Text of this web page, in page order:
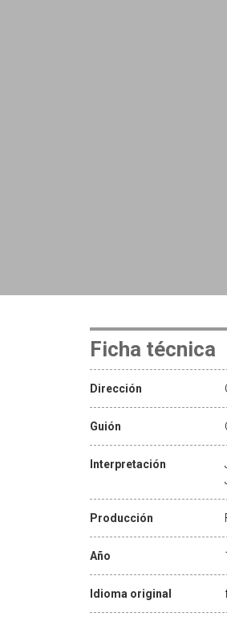
Ficha técnica
Dirección
Guión
Interpretación
Producción
Año
Idioma original